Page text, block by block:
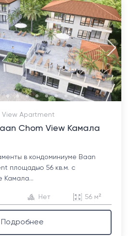
View Apartment
Chom View Камала
в кондоминиуме Baan
площадью 56 кв.м. с
Камала...
Нет 56 м²
Подробнее